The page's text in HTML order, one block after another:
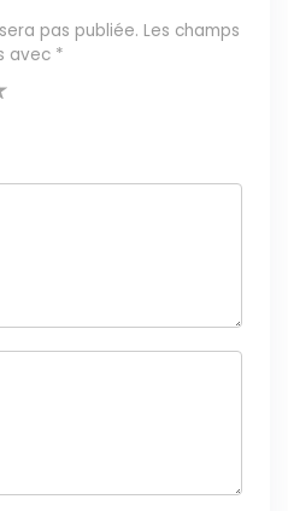
pas publiée. Les champs
avec *